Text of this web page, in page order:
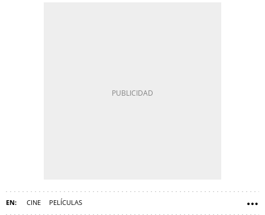
CINE PELÍCULAS